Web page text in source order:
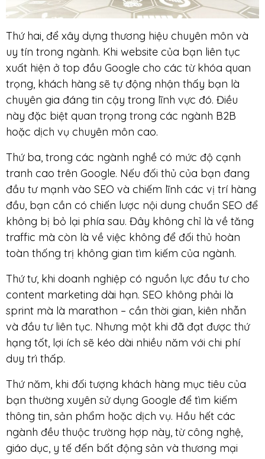
Thứ hai, để xây dựng thương hiệu chuyên môn và
uy tín trong ngành. Khi website của bạn liên tục
xuất hiện ở top đầu Google cho các từ khóa quan
trọng, khách hàng sẽ tự động nhận thấy bạn là
chuyên gia đáng tin cậy trong lĩnh vực đó. Điều
này đặc biệt quan trọng trong các ngành B2B
hoặc dịch vụ chuyên môn cao.
Thứ ba, trong các ngành nghề có mức độ cạnh
tranh cao trên Google. Nếu đối thủ của bạn đang
đầu tư mạnh vào SEO và chiếm lĩnh các vị trí hàng
đầu, bạn cần có chiến lược nội dung chuẩn SEO để
không bị bỏ lại phía sau. Đây không chỉ là về tăng
traffic mà còn là về việc không để đối thủ hoàn
toàn thống trị không gian tìm kiếm của ngành.
Thứ tư, khi doanh nghiệp có nguồn lực đầu tư cho
content marketing dài hạn. SEO không phải là
sprint mà là marathon – cần thời gian, kiên nhẫn
và đầu tư liên tục. Nhưng một khi đã đạt được thứ
hạng tốt, lợi ích sẽ kéo dài nhiều năm với chi phí
duy trì thấp.
Thứ năm, khi đối tượng khách hàng mục tiêu của
bạn thường xuyên sử dụng Google để tìm kiếm
thông tin, sản phẩm hoặc dịch vụ. Hầu hết các
ngành đều thuộc trường hợp này, từ công nghệ,
giáo dục, y tế đến bất động sản và thương mại